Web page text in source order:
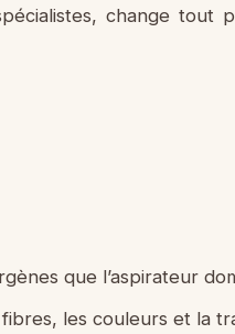
change tout
que l’aspirateur
les couleurs et la